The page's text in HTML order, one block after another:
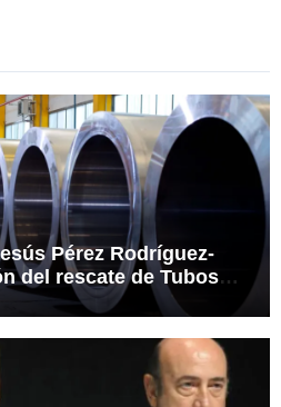
Pérez Rodríguez-
del rescate de Tubos